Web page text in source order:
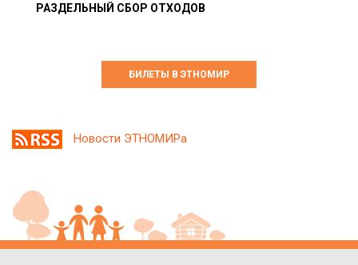
РАЗДЕЛЬНЫЙ СБОР ОТХОДОВ
БИЛЕТЫ В ЭТНОМИР
Новости ЭТНОМИРа